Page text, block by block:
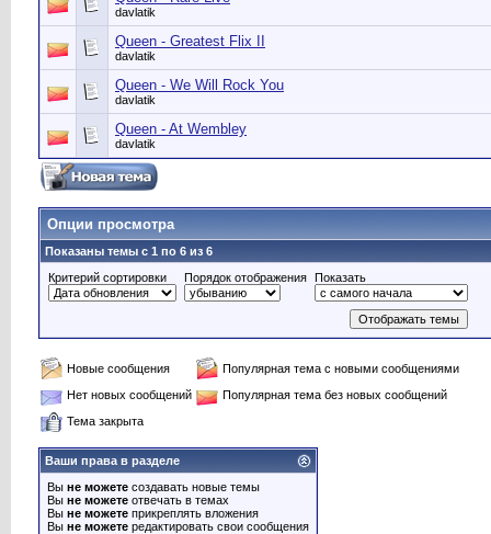
davlatik
Queen - Greatest Flix II
davlatik
Queen - We Will Rock You
davlatik
Queen - At Wembley
davlatik
Опции просмотра
Показаны темы с 1 по 6 из 6
Критерий сортировки
Порядок отображения Показать
Новые сообщения
Популярная тема с новыми сообщениями
Нет новых сообщений
Популярная тема без новых сообщений
Тема закрыта
Ваши права в разделе
Вы не можете создавать новые темы
Вы не можете отвечать в темах
Вы не можете прикреплять вложения
Вы не можете редактировать свои сообщения